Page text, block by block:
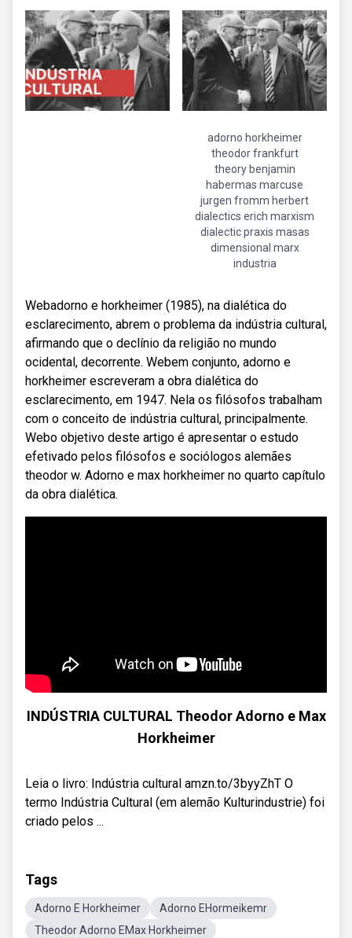
adorno horkheimer
theodor frankfurt
theory benjamin
habermas marcuse
jurgen fromm herbert
dialectics erich marxism
dialectic praxis masas
dimensional marx
industria
Webadorno e horkheimer (1985), na dialética do
esclarecimento, abrem o problema da indústria cultural,
afirmando que o declínio da religião no mundo
ocidental, decorrente. Webem conjunto, adorno e
horkheimer escreveram a obra dialética do
esclarecimento, em 1947. Nela os filósofos trabalham
com o conceito de indústria cultural, principalmente.
Webo objetivo deste artigo é apresentar o estudo
efetivado pelos filósofos e sociólogos alemães
theodor w. Adorno e max horkheimer no quarto capítulo
da obra dialética.
INDÚSTRIA CULTURAL Theodor Adorno e Max
Horkheimer
Leia o livro: Indústria cultural amzn.to/3byyZhT O
termo Indústria Cultural (em alemão Kulturindustrie) foi
criado pelos ...
Tags
Adorno E Horkheimer
Adorno EHormeikemr
Theodor Adorno EMax Horkheimer